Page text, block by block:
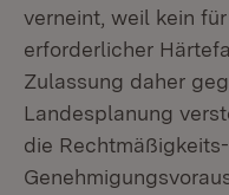
verneint, weil kein
erforderlicher
Zulassung daher
Landesplanung
die